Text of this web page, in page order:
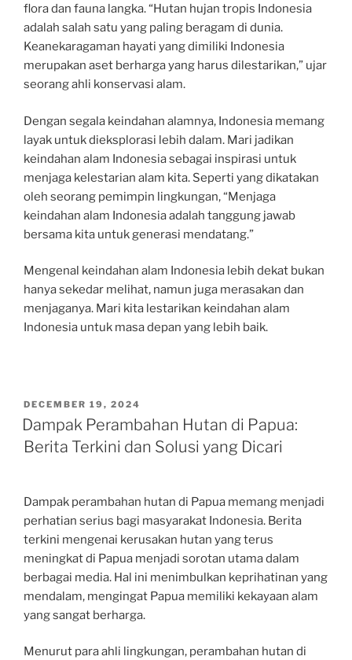
flora dan fauna langka. “Hutan hujan tropis Indonesia
adalah salah satu yang paling beragam di dunia.
Keanekaragaman hayati yang dimiliki Indonesia
merupakan aset berharga yang harus dilestarikan,” ujar
seorang ahli konservasi alam.
Dengan segala keindahan alamnya, Indonesia memang
layak untuk dieksplorasi lebih dalam. Mari jadikan
keindahan alam Indonesia sebagai inspirasi untuk
menjaga kelestarian alam kita. Seperti yang dikatakan
oleh seorang pemimpin lingkungan, “Menjaga
keindahan alam Indonesia adalah tanggung jawab
bersama kita untuk generasi mendatang.”
Mengenal keindahan alam Indonesia lebih dekat bukan
hanya sekedar melihat, namun juga merasakan dan
menjaganya. Mari kita lestarikan keindahan alam
Indonesia untuk masa depan yang lebih baik.
POSTED
ON
DECEMBER 19, 2024
Dampak Perambahan Hutan di Papua:
Berita Terkini dan Solusi yang Dicari
Dampak perambahan hutan di Papua memang menjadi
perhatian serius bagi masyarakat Indonesia. Berita
terkini mengenai kerusakan hutan yang terus
meningkat di Papua menjadi sorotan utama dalam
berbagai media. Hal ini menimbulkan keprihatinan yang
mendalam, mengingat Papua memiliki kekayaan alam
yang sangat berharga.
Menurut para ahli lingkungan, perambahan hutan di